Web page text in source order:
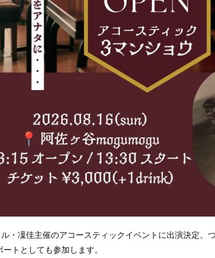
・凜佳主催のアコースティックイベントに出演決定。
トとしても参加します。